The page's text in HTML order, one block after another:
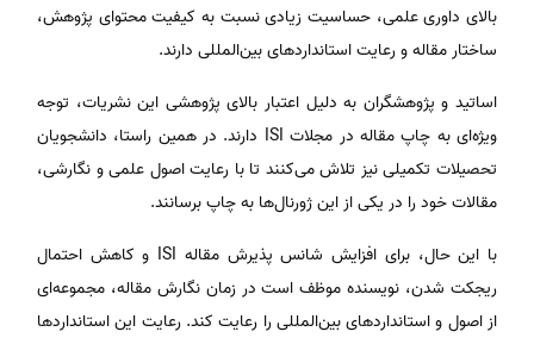
بالای داوری علمی، حساسیت زیادی نسبت به کیفیت محتوای پژوهش،
ساختار مقاله و رعایت استانداردهای بین‌المللی دارند.
اساتید و پژوهشگران به دلیل اعتبار بالای پژوهشی این نشریات، توجه
ویژه‌ای به چاپ مقاله در مجلات ISI دارند. در همین راستا، دانشجویان
تحصیلات تکمیلی نیز تلاش می‌کنند تا با رعایت اصول علمی و نگارشی،
مقالات خود را در یکی از این ژورنال‌ها به چاپ برسانند.
با این حال، برای افزایش شانس پذیرش مقاله ISI و کاهش احتمال
ریجکت شدن، نویسنده موظف است در زمان نگارش مقاله، مجموعه‌ای
از اصول و استانداردهای بین‌المللی را رعایت کند. رعایت این استانداردها